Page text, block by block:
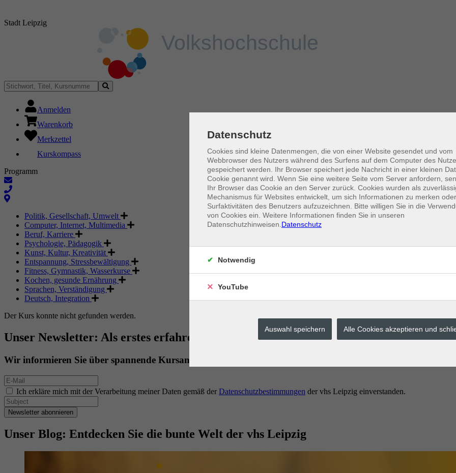
Stadt Leipzig
Anmelden
Warenkorb
Merkzettel
Kurskompass
Programm
Politik, Gesellschaft, Umwelt
Computer, Internet, Multimedia
Beruf, Karriere
Psychologie, Pädagogik
Kunst, Kultur, Kreativität
Entspannung, Stressbewältigung
Fitness, Gymnastik, Wasserkurse
Kochen, gesunde Ernährung
Sprachen, Verständigung
Deutsch, Integration
Der Kurs konnte nicht gefunden werden.
Unser Newsletter: Als erstes erfahren. Als erstes buchen.
Wir informieren Sie über spannende Kursangebote.
Ich erkläre mich mit der Verarbeitung meiner Daten gemäß der Datenschutzbestimmungen der vhs Leipzig einverstanden.
Newsletter abonnieren
Unser Blog: Entdecken Sie die bunte Welt der vhs Leipzig
Datenschutz
Cookies sind kleine Datenmengen, die von einer Website gesendet und vom
Webbrowser des Nutzers während des Surfens auf dem Computer des
gespeichert werden. Ihr Browser speichert jede Nachricht in einer kleinen
Cookie genannt wird. Wenn Sie eine weitere Seite vom Server anfordern,
Ihr Browser das Cookie an den Server zurück. Cookies wurden als
Mechanismus für Websites entwickelt, um sich Informationen zu merken
Surfaktivitäten des Benutzers aufzuzeichnen. Bitte willigen Sie in die
von Cookies ein. Weitere Informationen finden Sie in unseren
Datenschutzhinweisen. Datenschutz
Notwendig
YouTube
Auswahl speichern Alle Cookies akzeptieren und